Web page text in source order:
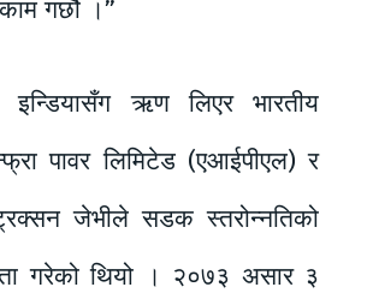
गर्छौ ।”
ऋण लिएर भारतीय
पावर लिमिटेड (एआईपीएल) र
जेभीले सडक स्तरोन्नतिको
गरेको थियो । २०७३ असार ३